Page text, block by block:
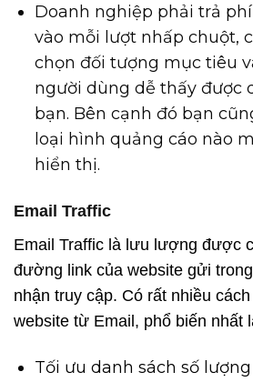
Doanh nghiệp phải trả
vào mỗi lượt nhấp chuột,
chọn đối tượng mục tiêu
người dùng dễ thấy được
bạn. Bên cạnh đó bạn
loại hình quảng cáo nào
hiển thị.
Email Traffic
Email Traffic là lưu lượng được
đường link của website gửi
nhận truy cập. Có rất nhiều
website từ Email, phổ biến nhất
Tối ưu danh sách số